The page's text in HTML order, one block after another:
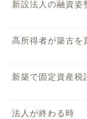
新設法人の融資姿
高所得者が築古を
新築で固定資産税
法人が終わる時